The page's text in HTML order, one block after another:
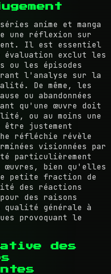
anime et manga
une réflexion sur
Il est essentiel
évaluation exclut les
ou les épisodes
l'analyse sur la
De même, les
ou abandonnées
qu'une œuvre doit
ou au moins une
être justement
réfléchie révèle
visionnées par
particulièrement
œuvres, bien qu'elles
petite fraction de
des réactions
des raisons
générale à
provoquant le
des